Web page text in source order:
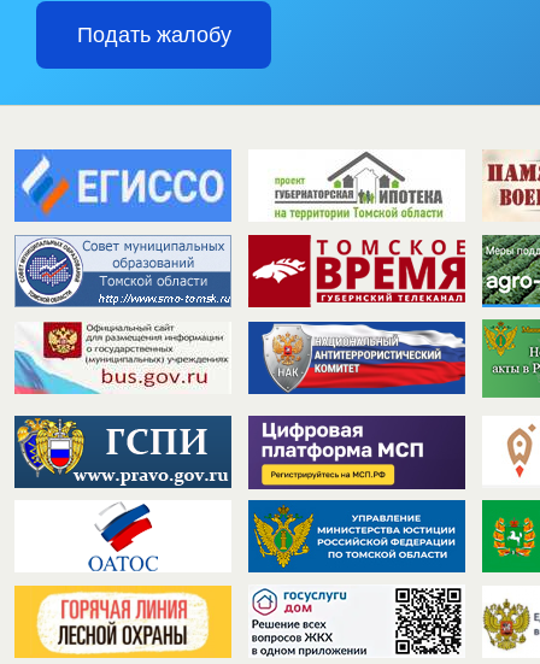
Подать жалобу